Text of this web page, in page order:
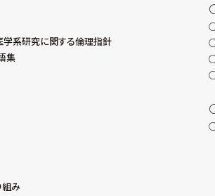
学系研究に関する倫理指針
集
み